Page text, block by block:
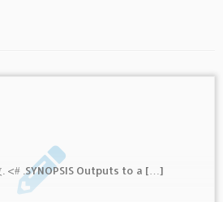
. <# .SYNOPSIS Outputs to a […]